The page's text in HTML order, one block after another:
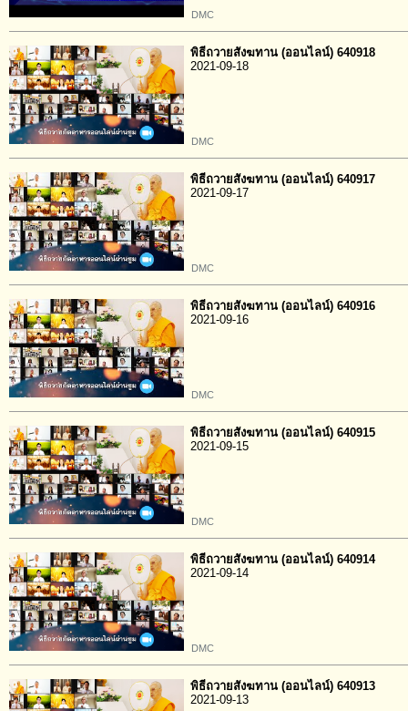
DMC
พิธีถวายสังฆทาน (ออนไลน์) 640918
2021-09-18
DMC
พิธีถวายสังฆทาน (ออนไลน์) 640917
2021-09-17
DMC
พิธีถวายสังฆทาน (ออนไลน์) 640916
2021-09-16
DMC
พิธีถวายสังฆทาน (ออนไลน์) 640915
2021-09-15
DMC
พิธีถวายสังฆทาน (ออนไลน์) 640914
2021-09-14
DMC
พิธีถวายสังฆทาน (ออนไลน์) 640913
2021-09-13